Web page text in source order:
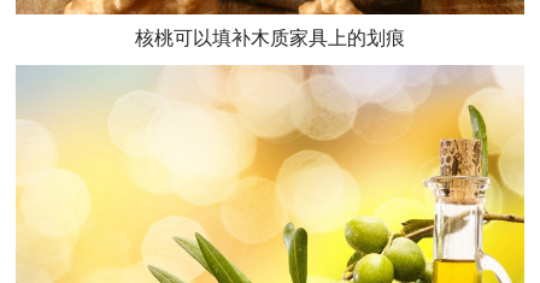
核桃可以填补木质家具上的划痕